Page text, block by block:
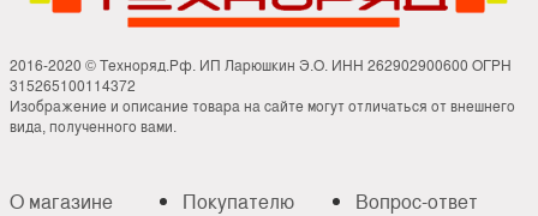
2016-2020 © Техноряд.Рф. ИП Ларюшкин Э.О. ИНН 262902900600 ОГРН
315265100114372
Изображение и описание товара на сайте могут отличаться от внешнего
вида, полученного вами.
О магазине
Покупателю
Вопрос-ответ